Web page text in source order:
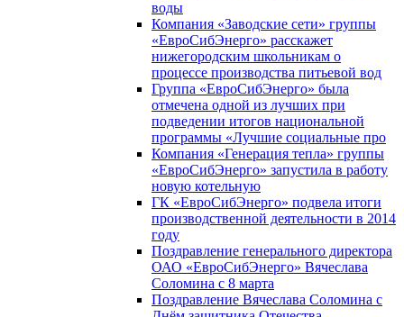
воды
Компания «Заводские сети» группы
«ЕвроСибЭнерго» расскажет
нижегородским школьникам о
процессе производства питьевой вод
Группа «ЕвроСибЭнерго» была
отмечена одной из лучших при
подведении итогов национальной
программы «Лучшие социальные про
Компания «Генерация тепла» группы
«ЕвроСибЭнерго» запустила в работу
новую котельную
ГК «ЕвроСибЭнерго» подвела итоги
производственной деятельности в 2014
году
Поздравление генерального директора
ОАО «ЕвроСибЭнерго» Вячеслава
Соломина с 8 марта
Поздравление Вячеслава Соломина с